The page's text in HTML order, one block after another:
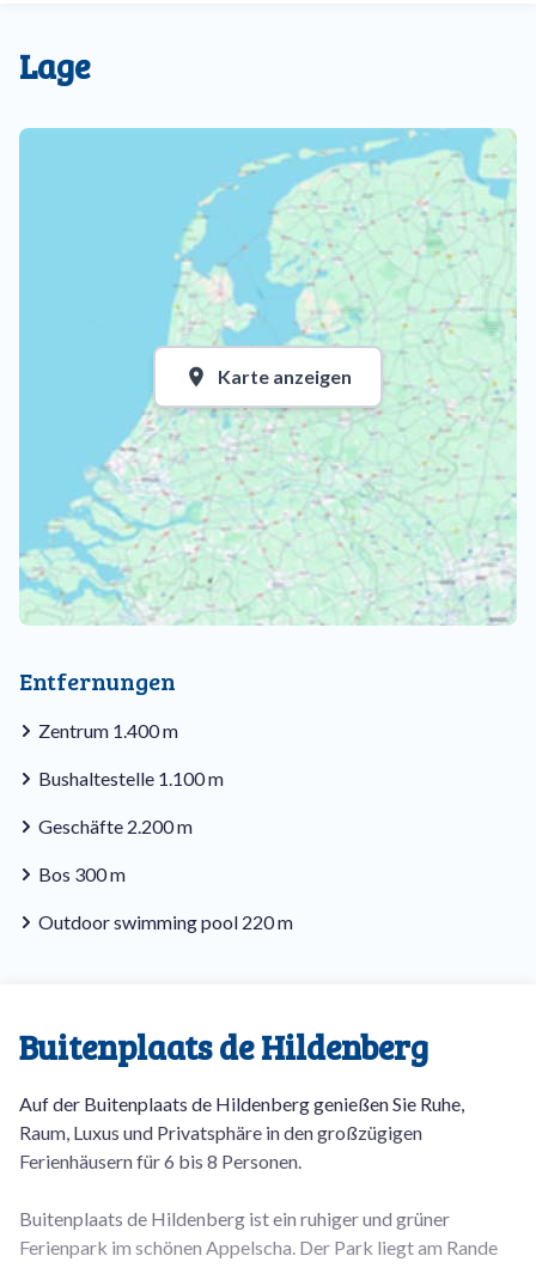
Lage
Karte anzeigen
Entfernungen
Zentrum 1.400 m
Bushaltestelle 1.100 m
Geschäfte 2.200 m
Bos 300 m
Outdoor swimming pool 220 m
Buitenplaats de Hildenberg
Auf der Buitenplaats de Hildenberg genießen Sie Ruhe,
Raum, Luxus und Privatsphäre in den großzügigen
Ferienhäusern für 6 bis 8 Personen.
Buitenplaats de Hildenberg ist ein ruhiger und grüner
Ferienpark im schönen Appelscha. Der Park liegt am Rande